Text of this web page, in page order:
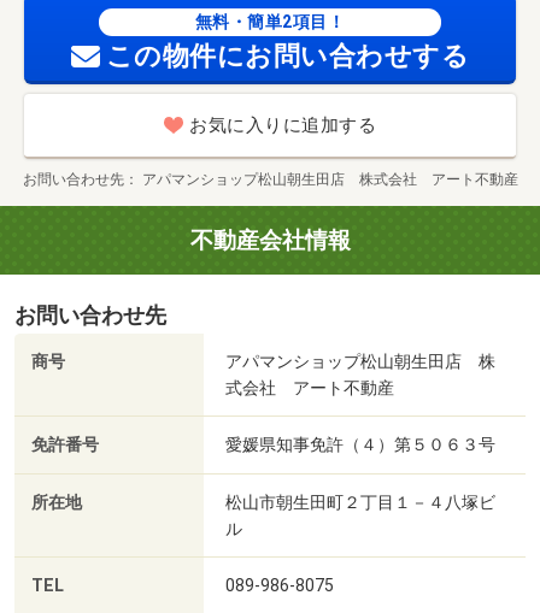
無料・簡単2項目！
この物件にお問い合わせする
お気に入りに追加する
お問い合わせ先 アパマンショップ松山朝生田店 株式会社 アート不動産
不動産会社情報
お問い合わせ先
商号
アパマンショップ松山朝生田店 株
式会社 アート不動産
免許番号 愛媛県知事免許（４）第５０６３号
所在地
松山市朝生田町２丁目１－４八塚ビ
ル
TEL 089-986-8075